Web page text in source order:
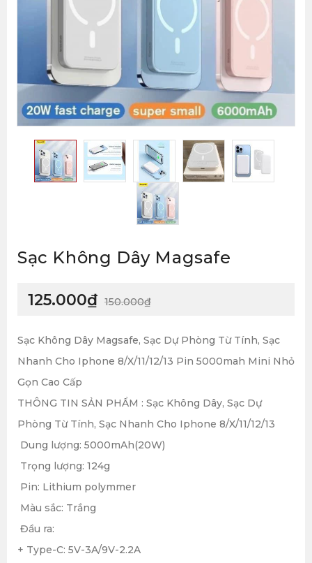
Sạc Không Dây Magsafe
150.000₫
125.000₫
Sạc Không Dây Magsafe, Sạc Dự Phòng Từ Tính, Sạc
Nhanh Cho Iphone 8/X/11/12/13 Pin 5000mah Mini Nhỏ
Gọn Cao Cấp
THÔNG TIN SẢN PHẨM : Sạc Không Dây, Sạc Dự
Phòng Từ Tính, Sạc Nhanh Cho Iphone 8/X/11/12/13
Dung lượng: 5000mAh(20W)
Trọng lượng: 124g
Pin: Lithium polymmer
Màu sắc: Trắng
Đầu ra:
+ Type-C: 5V-3A/9V-2.2A